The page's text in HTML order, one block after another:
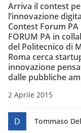
Arriva il contest
l’innovazione
Contest Forum PA
FORUM PA in
del Politecnico di
Roma cerca
innovazione
dalle pubbliche
2 Aprile 2015
D Tommaso